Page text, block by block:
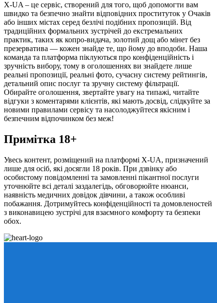
X-UA – це сервіс, створений для того, щоб допомогти вам
швидко та безпечно знайти відповідних проституток у Очаків
або інших містах серед безлічі подібних пропозицій. Від
традиційних формальних зустрічей до екстремальних
практик, таких як копро-видача, золотий дощ або мінет без
презерватива — кожен знайде те, що йому до вподоби. Наша
команда та платформа піклуються про конфіденційність і
зручність вибору, тому в оголошеннях ви знайдете лише
реальні пропозиції, реальні фото, сучасну систему рейтингів,
детальний опис послуг та зручну систему фільтрації.
Обирайте оголошення, звертайте увагу на типажі, читайте
відгуки з коментарями клієнтів, які мають досвід, слідкуйте за
новими правилами сервісу та насолоджуйтеся якісним і
безпечним відпочинком без меж!
Примітка 18+
Увесь контент, розміщений на платформі X-UA, призначений
лише для осіб, які досягли 18 років. При дзвінку або
особистому повідомленні та замовленні пікантної послуги
уточнюйте всі деталі заздалегідь, обговорюйте нюанси,
наявність медичних довідок дівчини, а також особливі
побажання. Дотримуйтесь конфіденційності та домовленостей
з виконавицею зустрічі для взаємного комфорту та безпеки
обох.